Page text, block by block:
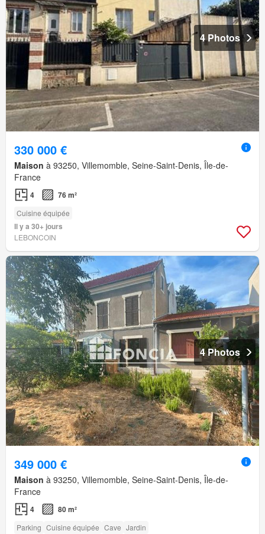
4 Photos
330 000 €
Maison à 93250, Villemomble, Seine-Saint-Denis, Île-de-
France
4 76 m²
Cuisine équipée
Il y a 30+ jours
LEBONCOIN
4 Photos
349 000 €
Maison à 93250, Villemomble, Seine-Saint-Denis, Île-de-
France
4 80 m²
Parking Cuisine équipée Cave Jardin